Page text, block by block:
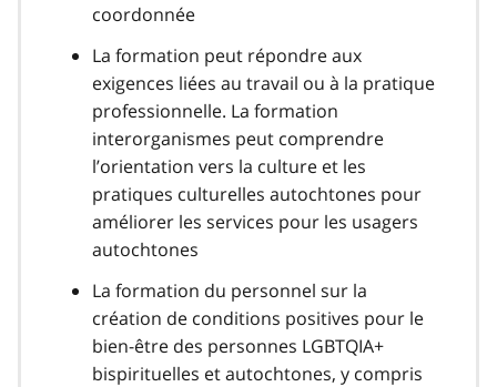
coordonnée
La formation peut répondre aux
exigences liées au travail ou à la pratique
professionnelle. La formation
interorganismes peut comprendre
l’orientation vers la culture et les
pratiques culturelles autochtones pour
améliorer les services pour les usagers
autochtones
La formation du personnel sur la
création de conditions positives pour le
bien-être des personnes LGBTQIA+
bispirituelles et autochtones, y compris